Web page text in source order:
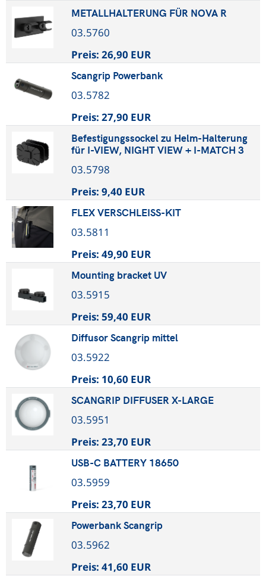
METALLHALTERUNG FÜR NOVA R
03.5760
Preis: 26,90 EUR
Scangrip Powerbank
03.5782
Preis: 27,90 EUR
Befestigungssockel zu Helm-Halterung
für I-VIEW, NIGHT VIEW + I-MATCH 3
03.5798
Preis: 9,40 EUR
FLEX VERSCHLEISS-KIT
03.5811
Preis: 49,90 EUR
Mounting bracket UV
03.5915
Preis: 59,40 EUR
Diffusor Scangrip mittel
03.5922
Preis: 10,60 EUR
SCANGRIP DIFFUSER X-LARGE
03.5951
Preis: 23,70 EUR
USB-C BATTERY 18650
03.5959
Preis: 23,70 EUR
Powerbank Scangrip
03.5962
Preis: 41,60 EUR